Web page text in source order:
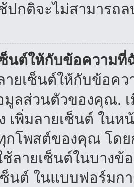
ปกติจะไม่สามารถ
ซ็นต์ให้กับข้อความที่
ายเซ็นต์ให้กับข้อค
ลส่วนตัวของคุณ.
เพิ่มลายเซ็นต์ ใน
กโพสต์ของคุณ โด
ลายเซ็นต์ในบางข้
ซ็นต์ ในแบบฟอร์มก